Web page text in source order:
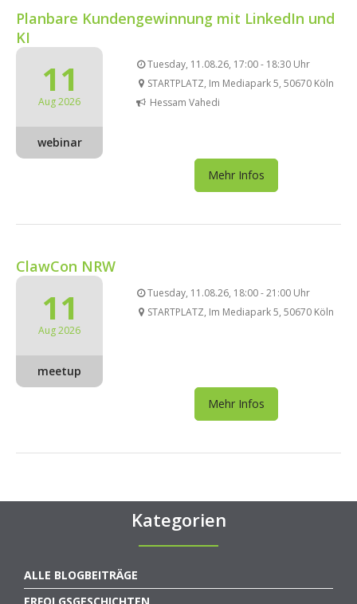
Planbare Kundengewinnung mit LinkedIn und
KI
11
Aug 2026
webinar
Tuesday, 11.08.26, 17:00 - 18:30 Uhr
STARTPLATZ, Im Mediapark 5, 50670 Köln
Hessam Vahedi
Mehr Infos
ClawCon NRW
11
Aug 2026
meetup
Tuesday, 11.08.26, 18:00 - 21:00 Uhr
STARTPLATZ, Im Mediapark 5, 50670 Köln
Mehr Infos
Kategorien
ALLE BLOGBEITRÄGE